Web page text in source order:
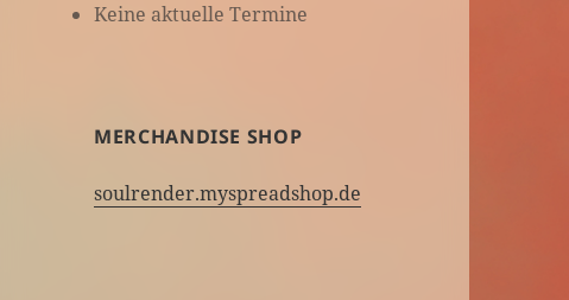
Keine aktuelle Termine
MERCHANDISE SHOP
soulrender.myspreadshop.de